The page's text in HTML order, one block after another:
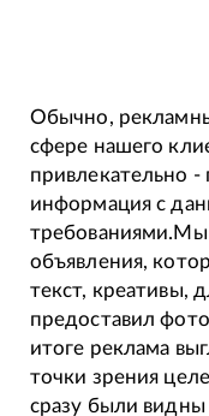
Обычно,
сфере нашего
привлекательно -
информация с
требованиями.Мы
объявления,
текст, креативы,
предоставил
итоге реклама
точки зрения
сразу были